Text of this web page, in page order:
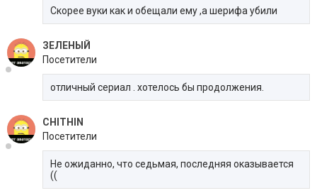
Скорее вуки как и обещали ему ,а шерифа убили
ЗЕЛЕНЫЙ
Посетители
отличный сериал . хотелось бы продолжения.
CHITHIN
Посетители
Не ожиданно, что седьмая, последняя оказывается
((